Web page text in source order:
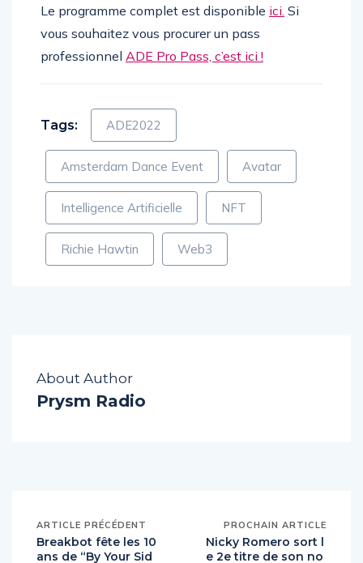
Le programme complet est disponible
vous souhaitez vous procurer un pass
ADE2022
Amsterdam Dance Event Avatar
Intelligence Artificielle NFT
Richie Hawtin Web3
About Author
ARTICLE PRÉCÉDENT
Breakbot fête les 10
PROCHAIN ARTICLE
Nicky Romero sort l